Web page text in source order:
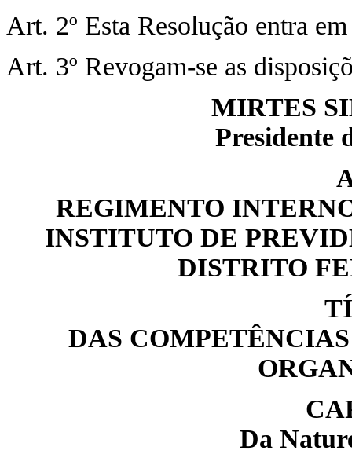
Art. 2º Esta Resolução entra
Art. 3º Revogam-se as
MIRTES
Presidente
REGIMENTO
INSTITUTO DE
DISTRITO
DAS
Da